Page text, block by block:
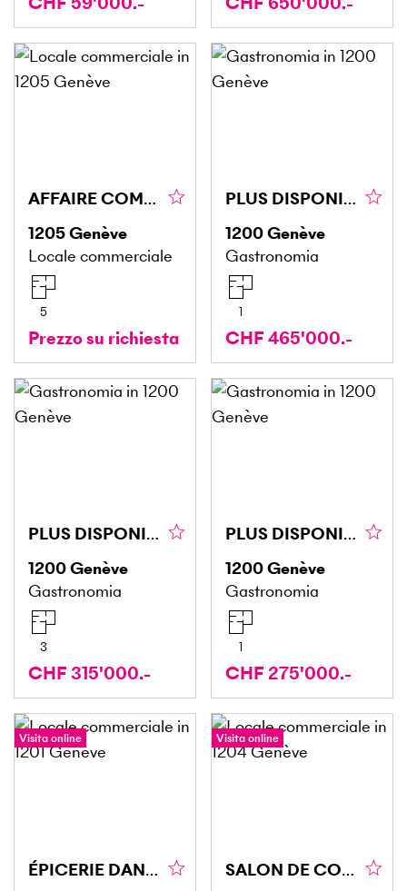
AFFAIRE COMMERCE - SITUATION IDÉALE
1205Genève
Locale commerciale
5
Prezzo su richiesta
PLUS DISPONIBLE PLUS DISPONIBLE
1200Genève
Gastronomia
1
CHF 465'000.-
PLUS DISPONIBLE PLUS DISPONIBLE
1200Genève
Gastronomia
3
CHF 315'000.-
PLUS DISPONIBLE PLUS DISPONIBLE
1200Genève
Gastronomia
1
CHF 275'000.-
Visita online
ÉPICERIE DANS UNE RUE PASSANTE
Visita online
SALON DE COIFFURE EN VIEILLE VILLE